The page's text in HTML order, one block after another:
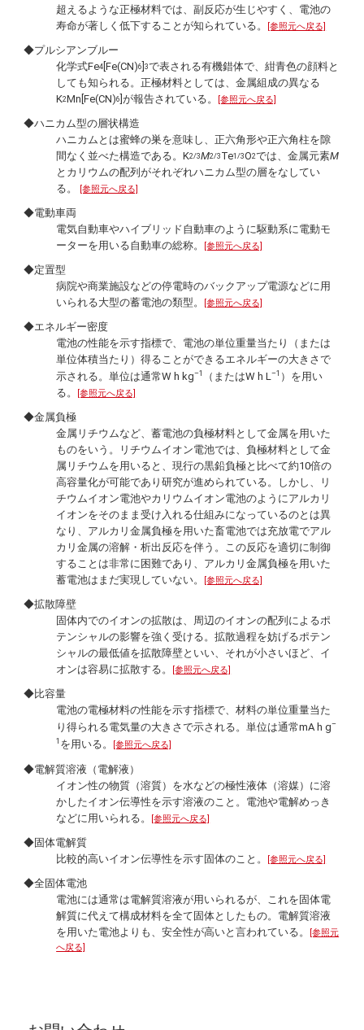
超えるような正極材料では、副反応が生じやすく、電池の
寿命が著しく低下することが知られている。
[参照元へ戻る]
◆プルシアンブルー
化学式Fe4 [Fe(CN)6]3で表される有機錯体で、紺青色の顔料と
しても知られる。正極材料としては、金属組成の異なる
K2Mn[Fe(CN)6]が報告されている。 [参照元へ戻る]
◆ハニカム型の層状構造
ハニカムとは蜜蜂の巣を意味し、正六角形や正六角柱を隙
間なく並べた構造である。K2/3M2/3 Te1/3O2では、金属元素M
とカリウムの配列がそれぞれハニカム型の層をなしてい
る。
[参照元へ戻る]
◆電動車両
電気自動車やハイブリッド自動車のように駆動系に電動モ
ーターを用いる自動車の総称。
[参照元へ戻る]
◆定置型
病院や商業施設などの停電時のバックアップ電源などに用
いられる大型の蓄電池の類型。
[参照元へ戻る]
◆エネルギー密度
電池の性能を示す指標で、電池の単位重量当たり（または
単位体積当たり）得ることができるエネルギーの大きさで
示される。単位は通常W h kg–1 （またはW h L–1 ）を用い
る。
[参照元へ戻る]
◆金属負極
金属リチウムなど、蓄電池の負極材料として金属を用いた
ものをいう。リチウムイオン電池では、負極材料として金
属リチウムを用いると、現行の黒鉛負極と比べて約10倍の
高容量化が可能であり研究が進められている。しかし、リ
チウムイオン電池やカリウムイオン電池のようにアルカリ
イオンをそのまま受け入れる仕組みになっているのとは異
なり、アルカリ金属負極を用いた畜電池では充放電でアル
カリ金属の溶解・析出反応を伴う。この反応を適切に制御
することは非常に困難であり、アルカリ金属負極を用いた
蓄電池はまだ実現していない。
[参照元へ戻る]
◆拡散障壁
固体内でのイオンの拡散は、周辺のイオンの配列によるポ
テンシャルの影響を強く受ける。拡散過程を妨げるポテン
シャルの最低値を拡散障壁といい、それが小さいほど、イ
オンは容易に拡散する。
[参照元へ戻る]
◆比容量
電池の電極材料の性能を示す指標で、材料の単位重量当た
り得られる電気量の大きさで示される。単位は通常mA h g–
1 を用いる。 [参照元へ戻る]
◆電解質溶液（電解液）
イオン性の物質（溶質）を水などの極性液体（溶媒）に溶
かしたイオン伝導性を示す溶液のこと。電池や電解めっき
などに用いられる。
[参照元へ戻る]
◆固体電解質
比較的高いイオン伝導性を示す固体のこと。
[参照元へ戻る]
◆全固体電池
電池には通常は電解質溶液が用いられるが、これを固体電
解質に代えて構成材料を全て固体としたもの。電解質溶液
を用いた電池よりも、安全性が高いと言われている。
[参照元
へ戻る]